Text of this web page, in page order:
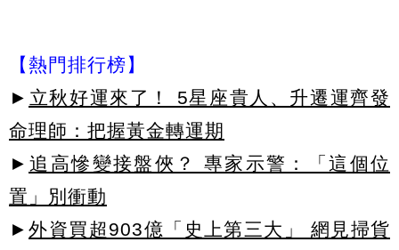
【熱門排行榜】
► 立秋好運來了！ 5星座貴人、升遷運齊發
命理師：把握黃金轉運期
► 追高慘變接盤俠？ 專家示警：「這個位
置」別衝動
► 外資買超903億「史上第三大」 網見掃貨